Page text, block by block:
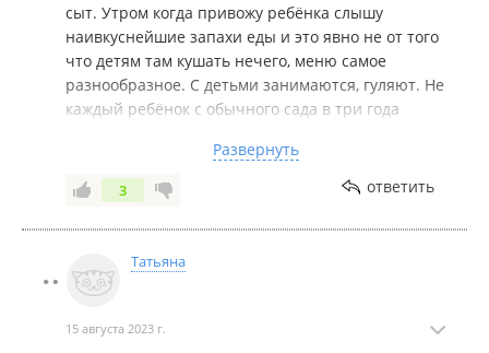
сыт. Утром когда привожу ребёнка слышу
наивкуснейшие запахи еды и это явно не от того
что детям там кушать нечего, меню самое
разнообразное. С детьми занимаются, гуляют. Не
каждый ребёнок с обычного сада в три года
стране живёт, кто и как зовут президента, кто
такой Юрий Гагарин, правила поведения возле
дороги в общем перечислять времени нет,
просто нужно посещать этот сад. Про знание,
цветов, цифр, букв вообще молчу. Ребёнок стихи
рассказывает, песни и т.п и т. д. Дочь довольна и
не разу не жаловалась ни на воспитателей, ни на
питание. Вы бы Александра клеветой не
Развернуть
3 ответить
Татьяна
15 августа 2023 г.